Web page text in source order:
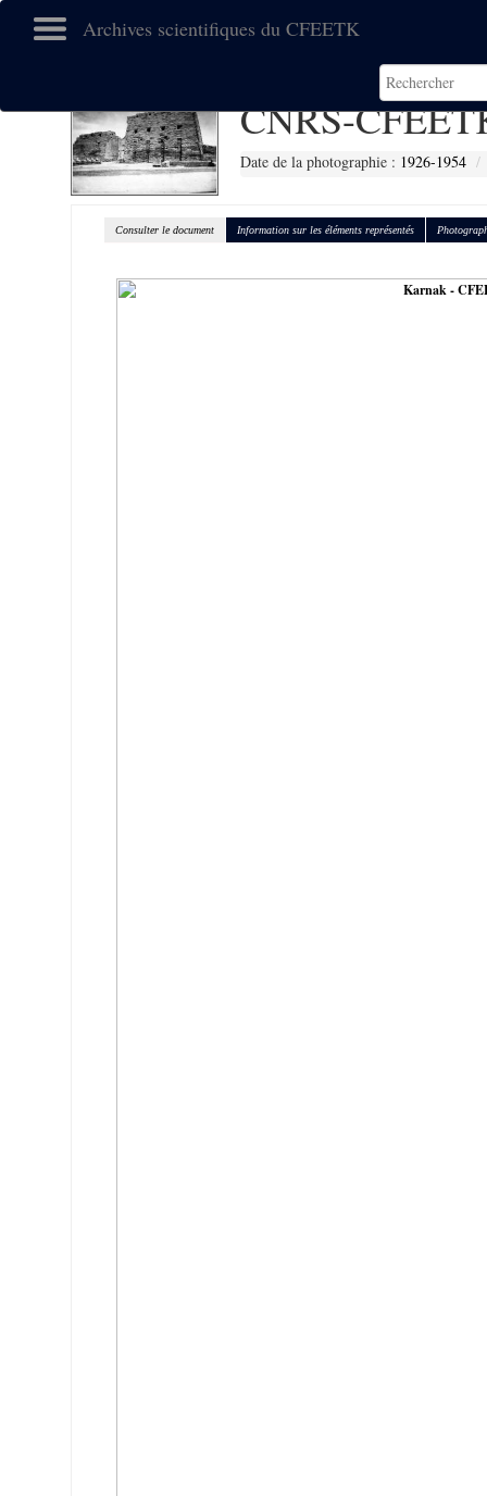
Archives scientifiques du CFEETK
CNRS-
Date de la photographie : 1926-1954
Consulter le document Information sur les éléments représentés